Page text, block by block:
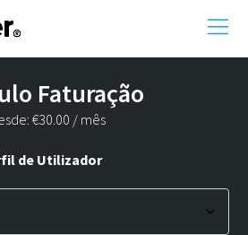
Faturação
€30.00 / mês
de Utilizador